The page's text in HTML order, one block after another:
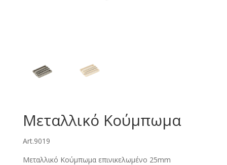
Μεταλλικό Κούμπωμα
Art.9019
Μεταλλικό Κούμπωμα επινικελωμένο 25mm